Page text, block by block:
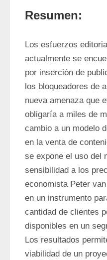
Resumen:
Los esfuerzos
actualmente se
por inserción de
los bloqueadores de
nueva amenaza que
obligaría a miles de
cambio a un modelo
en la venta de
se expone el uso del
sensibilidad a los
economista Peter
en un instrumento
cantidad de clientes
disponibles en un
Los resultados
viabilidad de un